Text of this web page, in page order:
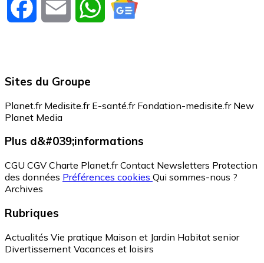
Facebook Email WhatsApp
Sites du Groupe
Planet.fr Medisite.fr E-santé.fr Fondation-medisite.fr New
Planet Media
Plus d&#039;informations
CGU CGV Charte Planet.fr Contact Newsletters Protection
des données Préférences cookies Qui sommes-nous ?
Archives
Rubriques
Actualités Vie pratique Maison et Jardin Habitat senior
Divertissement Vacances et loisirs